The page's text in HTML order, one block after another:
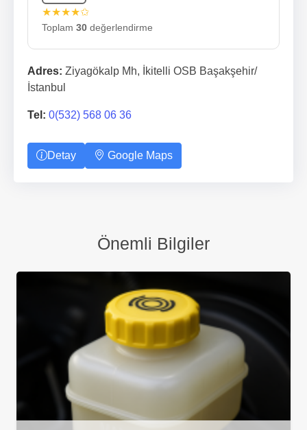
★★★★✩
Toplam 30 değerlendirme
Adres: Ziyagökalp Mh, İkitelli OSB Başakşehir/
İstanbul
Tel: 0(532) 568 06 36
Detay Google Maps
Önemli Bilgiler